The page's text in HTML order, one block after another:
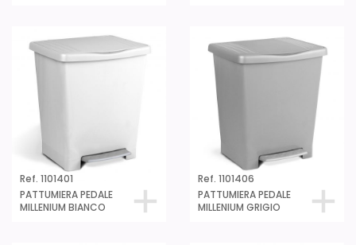
Ref. 1101401
PATTUMIERA PEDALE
MILLENIUM BIANCO
Ref. 1101406
PATTUMIERA PEDALE
MILLENIUM GRIGIO